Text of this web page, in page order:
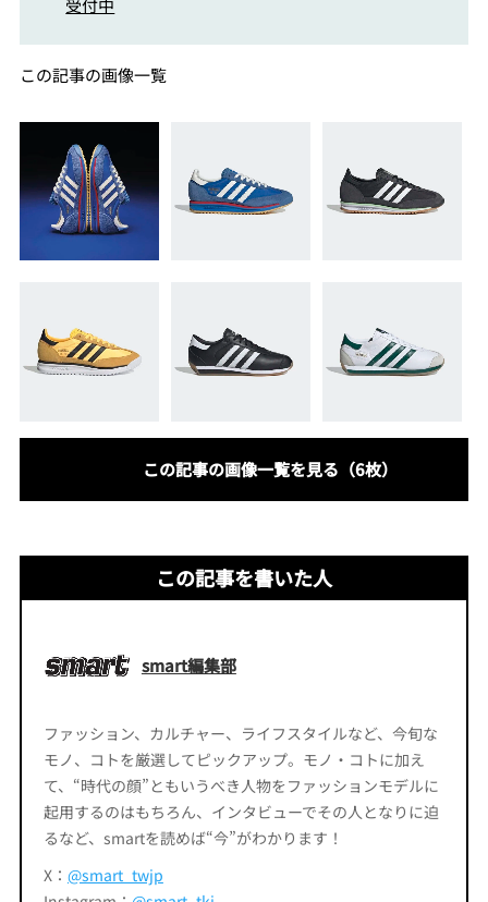
受付中
この記事の画像一覧
この記事の画像一覧を見る（6枚）
この記事を書いた人
smart編集部
ファッション、カルチャー、ライフスタイルなど、今旬な
モノ、コトを厳選してピックアップ。モノ・コトに加え
て、“時代の顔”ともいうべき人物をファッションモデルに
起用するのはもちろん、インタビューでその人となりに迫
るなど、smartを読めば“今”がわかります！
X： @smart_twjp